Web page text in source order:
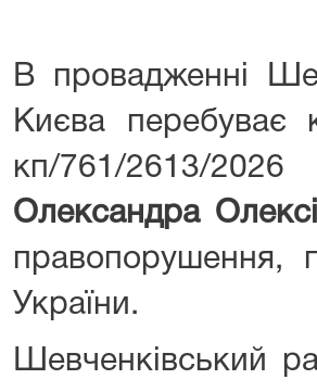
В провадженні
Києва
кп/761/2613/
Олександра
правопорушення,
України.
Шевченківський